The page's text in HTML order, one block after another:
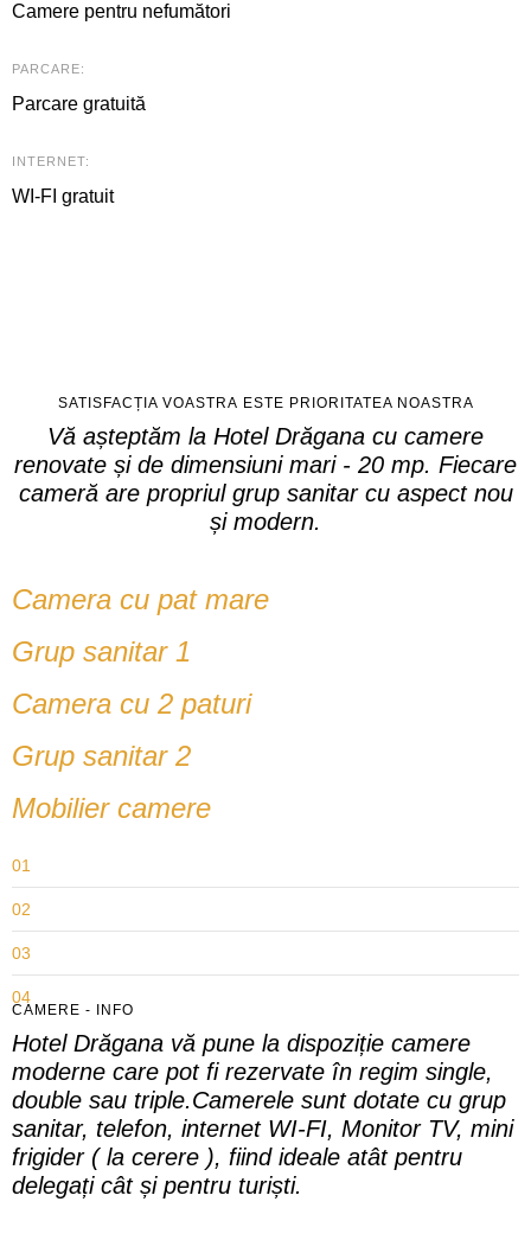
Camere pentru nefumători
PARCARE:
Parcare gratuită
INTERNET:
WI-FI gratuit
SATISFACȚIA VOASTRĂ ESTE PRIORITATEA NOASTRĂ
Vă așteptăm la Hotel Drăgana cu camere
renovate și de dimensiuni mari - 20 mp. Fiecare
cameră are propriul grup sanitar cu aspect nou
și modern.
Camera cu pat mare
Grup sanitar 1
Camera cu 2 paturi
Grup sanitar 2
Mobilier camere
01
02
03
04
05
CAMERE - INFO
Hotel Drăgana vă pune la dispoziție camere
moderne care pot fi rezervate în regim single,
double sau triple.Camerele sunt dotate cu grup
sanitar, telefon, internet WI-FI, Monitor TV, mini
frigider ( la cerere ), fiind ideale atât pentru
delegați cât și pentru turiști.